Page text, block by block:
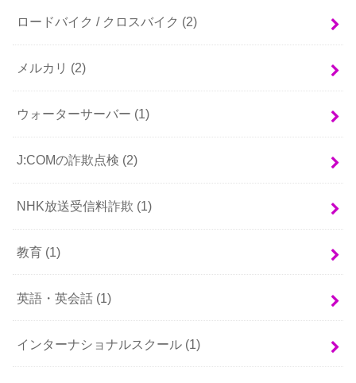
ロードバイク / クロスバイク (2)
メルカリ (2)
ウォーターサーバー (1)
J:COMの詐欺点検 (2)
NHK放送受信料詐欺 (1)
教育 (1)
英語・英会話 (1)
インターナショナルスクール (1)